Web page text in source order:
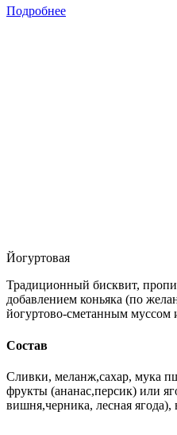
Подробнее
Йогуртовая
Традиционный бисквит,
добавлением коньяка (по
йогуртово-сметанным муссом
Состав
Сливки, меланж,сахар, мука
фрукты (ананас,персик) или
вишня,черника, лесная ягода),